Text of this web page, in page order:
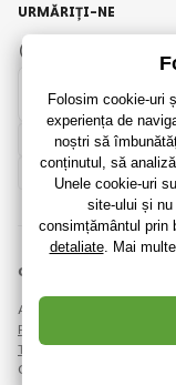
Romanian
URMĂRIȚI-NE
© 2018 - 2026
Această pagină este
Regulile de protecție a
Termeni și condiții.
Crearea de magazine